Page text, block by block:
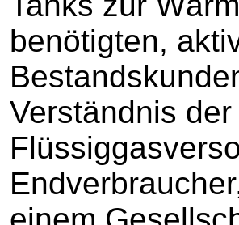
benötigten,
Verständnis